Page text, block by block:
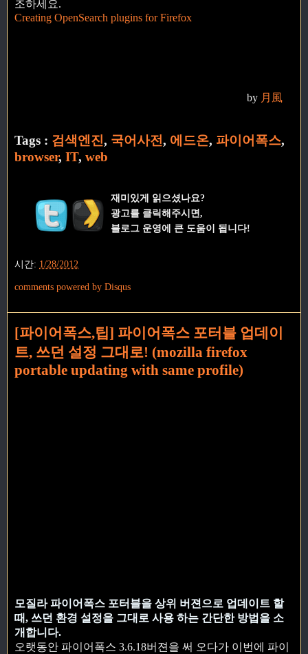
조하세요.
Creating OpenSearch plugins for Firefox
by 月風
Tags : 검색엔진, 국어사전, 에드온, 파이어폭스,
browser, IT, web
재미있게 읽으셨나요?
광고를 클릭해주시면,
블로그 운영에 큰 도움이 됩니다!
시간: 1/28/2012
comments powered by Disqus
[파이어폭스,팁] 파이어폭스 포터블 업데이
트, 쓰던 설정 그대로! (mozilla firefox
portable updating with same profile)
모질라 파이어폭스 포터블을 상위 버젼으로 업데이트 할
때, 쓰던 환경 설정을 그대로 사용 하는 간단한 방법을 소
개합니다.
오랫동안 파이어폭스 3.6.18버젼을 써 오다가 이번에 파이